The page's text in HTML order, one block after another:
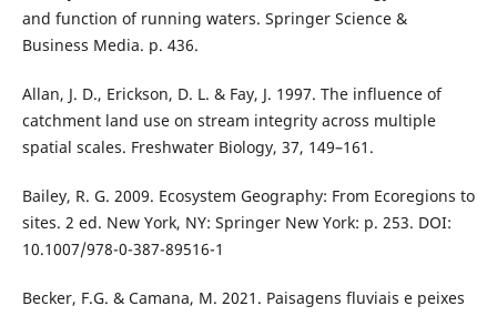
and function of running waters. Springer Science &
Business Media. p. 436.
Allan, J. D., Erickson, D. L. & Fay, J. 1997. The influence of
catchment land use on stream integrity across multiple
spatial scales. Freshwater Biology, 37, 149–161.
Bailey, R. G. 2009. Ecosystem Geography: From Ecoregions to
sites. 2 ed. New York, NY: Springer New York: p. 253. DOI:
10.1007/978-0-387-89516-1
Becker, F.G. & Camana, M. 2021. Paisagens fluviais e peixes